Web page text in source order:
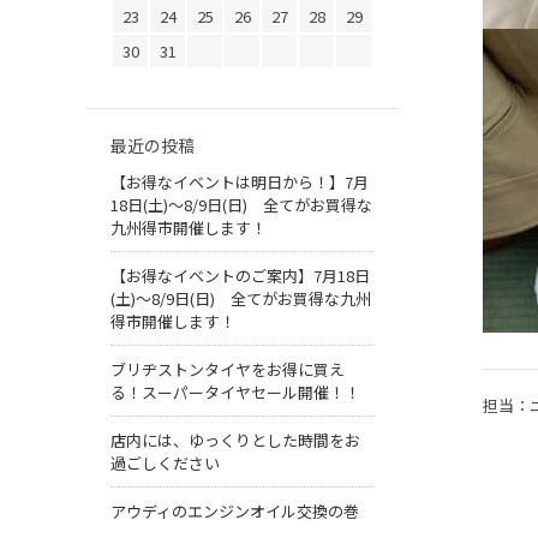
担当：
23 24 25 26 27 28
29
30
31
最近の投稿
【お得なイベントは明日から！】7月
18日(土)～8/9日(日) 全てがお買得な
九州得市開催します！
【お得なイベントのご案内】7月18日
(土)～8/9日(日) 全てがお買得な九州
得市開催します！
ブリヂストンタイヤをお得に買え
る！スーパータイヤセール開催！！
店内には、ゆっくりとした時間をお
過ごしください
アウディのエンジンオイル交換の巻